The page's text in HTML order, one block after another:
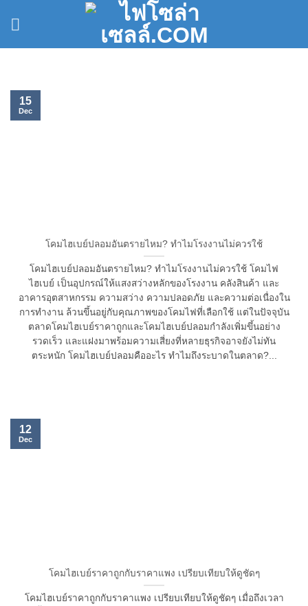
โคมไฮเบย์ปลอมอันตรายไหม? ทำไมโรงงานไม่ควรใช้
โคมไฮเบย์ปลอมอันตรายไหม? ทำไมโรงงานไม่ควรใช้ โคมไฟ
ไฮเบย์ เป็นอุปกรณ์ให้แสงสว่างหลักของโรงงาน คลังสินค้า และ
อาคารอุตสาหกรรม ความสว่าง ความปลอดภัย และความต่อเนื่องใน
การทำงาน ล้วนขึ้นอยู่กับคุณภาพของโคมไฟที่เลือกใช้ แต่ในปัจจุบัน
ตลาดโคมไฮเบย์ราคาถูกและโคมไฮเบย์ปลอมกำลังเพิ่มขึ้นอย่าง
รวดเร็ว และแฝงมาพร้อมความเสี่ยงที่หลายธุรกิจอาจยังไม่ทัน
ตระหนัก โคมไฮเบย์ปลอมคืออะไร ทำไมถึงระบาดในตลาด?...
15
Dec
โคมไฮเบย์ราคาถูกกับราคาแพง เปรียบเทียบให้ดูชัดๆ
โคมไฮเบย์ราคาถูกกับราคาแพง เปรียบเทียบให้ดูชัดๆ เมื่อถึงเวลา
12
Dec